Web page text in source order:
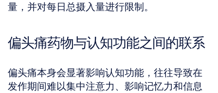
量，并对每日总摄入量进行限制。
偏头痛药物与认知功能之间的联系
偏头痛本身会显著影响认知功能，往往导致在
发作期间难以集中注意力、影响记忆力和信息